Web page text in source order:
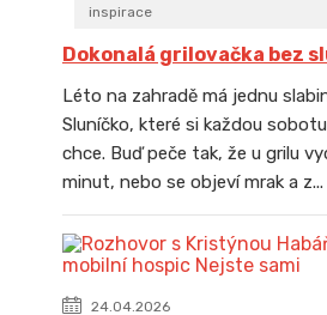
inspirace
Dokonalá grilovačka bez
Léto na zahradě má jednu
Sluníčko, které si každou
chce. Buď peče tak, že u grilu
minut, nebo se objeví mrak a z...
24.04.2026